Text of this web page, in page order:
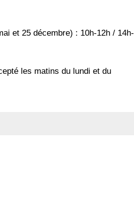
et 25 décembre) : 10h-12h / 14h-
les matins du lundi et du